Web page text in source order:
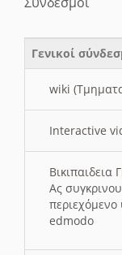
Γενικοί
wiki
Interactive
Βικιπαιδεια
Ας
edmodo